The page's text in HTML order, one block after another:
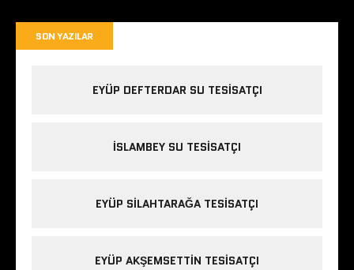
SON YAZILAR
EYÜP DEFTERDAR SU TESISATÇI
İSLAMBEY SU TESISATÇI
EYÜP SILAHTARAĞA TESISATÇI
EYÜP AKŞEMSETTIN TESISATÇI